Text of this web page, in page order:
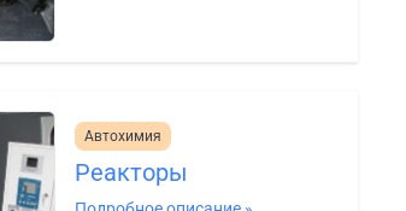
Автохимия
Реакторы